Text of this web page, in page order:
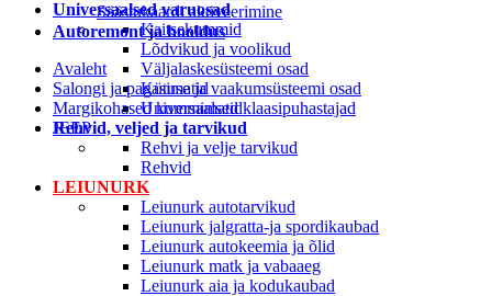
Universaalsed varuosad
Kaitsekummid
Lõdvikud ja voolikud
Väljalaskesüsteemi osad
Kütuse ja vaakumsüsteemi osad
Universaalsed klaasipuhastajad
Rehvid, veljed ja tarvikud
Rehvi ja velje tarvikud
Rehvid
LEIUNURK
Leiunurk autotarvikud
Leiunurk jalgratta-ja spordikaubad
Leiunurk autokeemia ja õlid
Leiunurk matk ja vabaaeg
Leiunurk aia ja kodukaubad
Säästukaardi aktiveerimine
Autoremont ja hooldus
Avaleht
Salongi ja pagasimatid
Margikohased kummimatid
JEEP